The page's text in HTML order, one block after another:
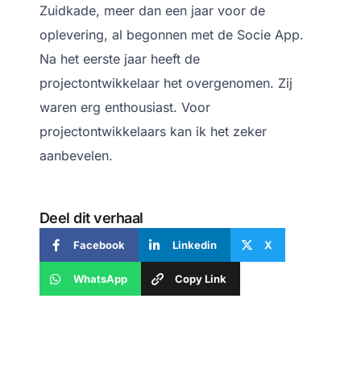
Zuidkade, meer dan een jaar voor de
oplevering, al begonnen met de Socie App.
Na het eerste jaar heeft de
projectontwikkelaar het overgenomen. Zij
waren erg enthousiast. Voor
projectontwikkelaars kan ik het zeker
aanbevelen.
Deel dit verhaal
Facebook Linkedin X
WhatsApp Copy Link